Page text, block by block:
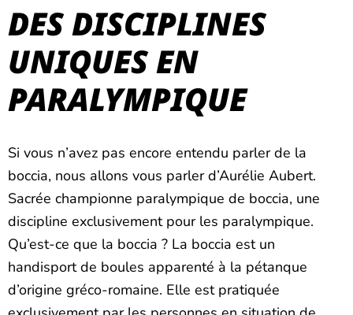
DES DISCIPLINES
UNIQUES EN
PARALYMPIQUE
Si vous n’avez pas encore entendu parler de la
boccia, nous allons vous parler d’Aurélie Aubert.
Sacrée championne paralympique de boccia, une
discipline exclusivement pour les paralympique.
Qu’est-ce que la boccia ? La boccia est un
handisport de boules apparenté à la pétanque
d’origine gréco-romaine. Elle est pratiquée